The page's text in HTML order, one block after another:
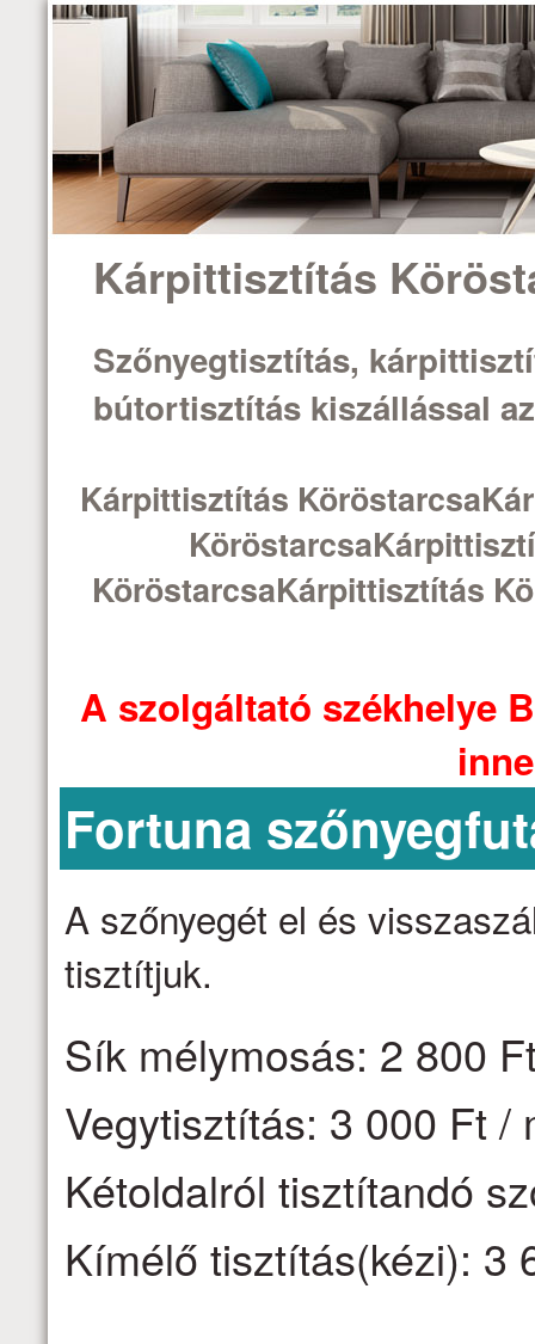
Kárpittisztítás
Szőnyegtisztítás,
bútortisztítás kiszállással
Kárpittisztítás
KöröstarcsaKárpittisztítás
A szolgáltató székhelye
Fortuna
A szőnyegét el és
tisztítjuk.
Sík mélymosás: 2 800
Vegytisztítás: 3 000 Ft /
Kétoldalról tisztítandó
Kímélő tisztítás(kézi): 3